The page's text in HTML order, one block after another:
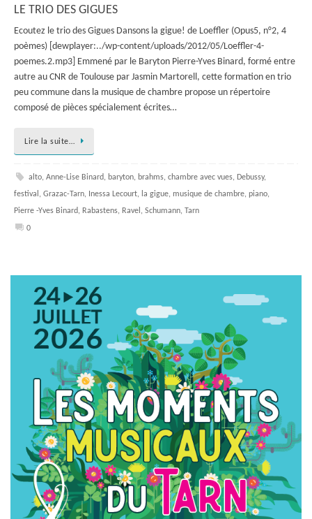
LE TRIO DES GIGUES
Ecoutez le trio des Gigues Dansons la gigue! de Loeffler (Opus5, n°2, 4
poèmes) [dewplayer:../wp-content/uploads/2012/05/Loeffler-4-
poemes.2.mp3] Emmené par le Baryton Pierre-Yves Binard, formé entre
autre au CNR de Toulouse par Jasmin Martorell, cette formation en trio
peu commune dans la musique de chambre propose un répertoire
composé de pièces spécialement écrites…
Lire la suite…
alto, Anne-Lise Binard, baryton, brahms, chambre avec vues, Debussy,
festival , Grazac-Tarn, Inessa Lecourt, la gigue, musique de chambre, piano,
Pierre -Yves Binard, Rabastens, Ravel , Schumann, Tarn
0